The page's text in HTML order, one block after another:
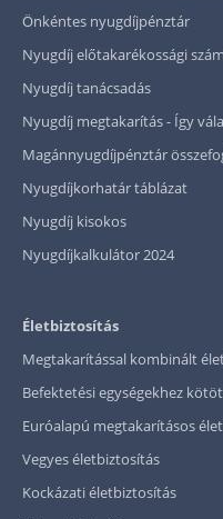
Önkéntes nyugdíjpénztár
Nyugdíj előtakarékossági
Nyugdíj tanácsadás
Nyugdíj megtakarítás - Így
Magánnyugdíjpénztár
Nyugdíjkorhatár táblázat
Nyugdíj kisokos
Nyugdíjkalkulátor 2024
Életbiztosítás
Megtakarítással kombinált
Befektetési egységekhez
Euróalapú megtakarításos
Vegyes életbiztosítás
Kockázati életbiztosítás